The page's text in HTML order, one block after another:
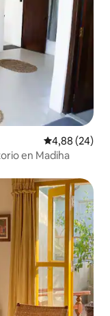
Calificación
4,88 (24)
en Madiha